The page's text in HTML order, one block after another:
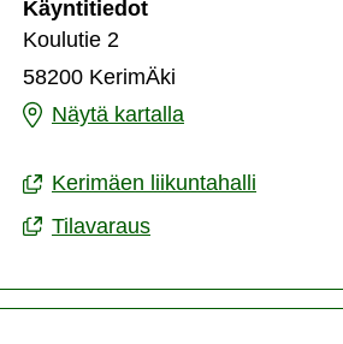
KäyntitiedotKerimäen
Koulutie 2
58200 KerimÄki
Näytä kartalla
Kerimäen
Kerimäen liikuntahalli
Tilavaraus